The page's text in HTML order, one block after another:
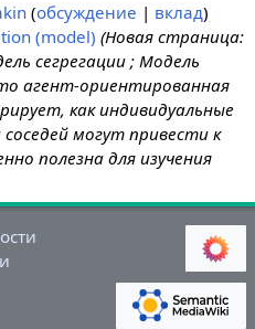
обсуждение
вклад
(model) (Новая страница:
сегрегации ; Модель
агент-ориентированная
как индивидуальные
могут привести к
полезна для изучения